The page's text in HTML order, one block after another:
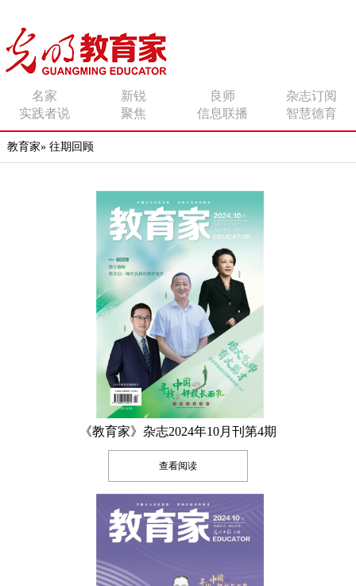
名家 新锐 良师
杂志订阅
实践者说
聚焦 信息联播 智慧德育
教育家» 往期回顾
《教育家》杂志2024年10月刊第4期
查看阅读